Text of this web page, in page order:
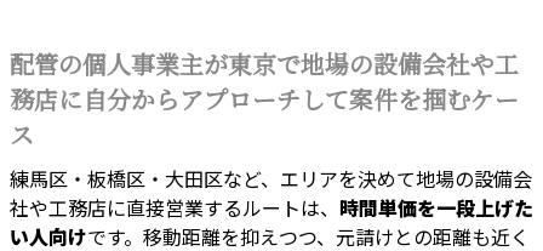
配管の個人事業主が東京で地場の設備会社や工
務店に自分からアプローチして案件を掴むケー
ス
練馬区・板橋区・大田区など、エリアを決めて地場の設備会
社や工務店に直接営業するルートは、 時間単価を一段上げた
い人向けです。移動距離を抑えつつ、元請けとの距離も近く